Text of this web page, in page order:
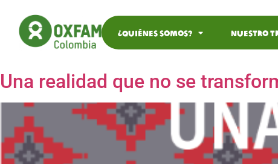
¿Quiénes somos? Nuestro
Una realidad que no se